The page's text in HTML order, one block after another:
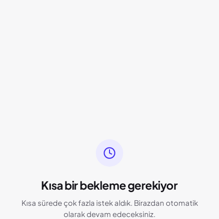
Kısa bir bekleme gerekiyor
Kısa sürede çok fazla istek aldık. Birazdan otomatik
olarak devam edeceksiniz.